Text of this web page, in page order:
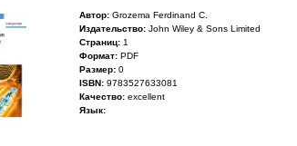
Автор: Grozema Ferdinand C.
Издательство: John Wiley & Sons Limited
Cтраниц: 1
Формат: PDF
Размер: 0
ISBN: 9783527633081
Качество: excellent
Язык: